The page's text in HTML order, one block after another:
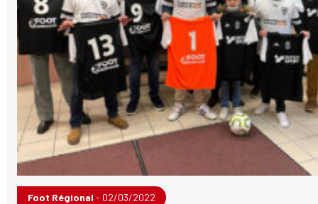
Foot Régional - 02/03/2022